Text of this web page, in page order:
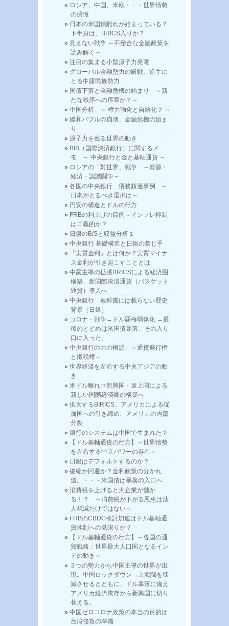
ロシア、中国、米欧・・・世界情勢
の俯瞰
日本の米国債離れが始まっている？
下半身は、BRICS入りか？
見えない戦争 ～不整合な金融政策を
読み解く～
注目の集まる小型原子力発電
グローバル金融勢力の殿戦、逆手に
とる中露民族勢力
国債下落と金融危機の始まり ～新
たな秩序への序章か？～
中国分析 ～ 権力強化と自給化？ ～
緩和バブルの崩壊、金融危機の始ま
り
原子力を巡る世界の動き
BIS（国際決済銀行）に関するメ
モ ～ 中央銀行と金と基軸通貨 ～
ロシアの「対世界」戦争 ～資源・
経済・認識闘争～
各国の中央銀行 債務超過事例 ～
日本がとるべき選択は～
円安の構造とドルの行方
FRBの利上げの目的～インフレ抑制
は二義的か？
日銀のB/Sと収益分析１
中央銀行 基礎構造と日銀の禁じ手
「実質金利」とは何か？実質マイナ
ス金利が引き起こすこととは
中露主導の拡張BRICSによる経済圏
構築、新国際決済通貨（バスケット
通貨）導入へ
中央銀行 教科書には載らない歴史
背景（日銀）
コロナ・戦争→ドル覇権弱体化 →最
後のとどめは米国債暴落、その入り
口に入った。
中央銀行の力の根源 ～通貨発行権
と徴税権～
世界経済を左右する中央アジアの動
き
米ドル離れ⇒新興国・途上国による
新しい国際経済圏の構築へ
拡大するBIRICS、アメリカによる従
属国への引き締め、アメリカの内部
分裂
銀行のシステムは中国で生まれた？
【ドル基軸通貨の行方】～世界情勢
を左右する中立パワーの存在～
日銀はデフォルトするのか？
破綻か回避か？金利政策の分かれ
道。・・・米国債は暴落の入口へ
消費税を上げると大企業が儲か
る！？ ～消費税が下がる恩恵は法
人税減だけではない～
FRBのCBDC検討加速はドル基軸通
貨体制への見限りか？
【ドル基軸通貨の行方】～各国の通
貨戦略：世界最大人口国となるイン
ドの動き～
３つの勢力から中国主導の世界が出
現。中国ロックダウン→上海閥を壊
滅させるとともに、ドル暴落に備え
アメリカ経済依存から新興国に切り
替える。
中国ゼロコロナ政策の本当の目的は
台湾侵攻の準備